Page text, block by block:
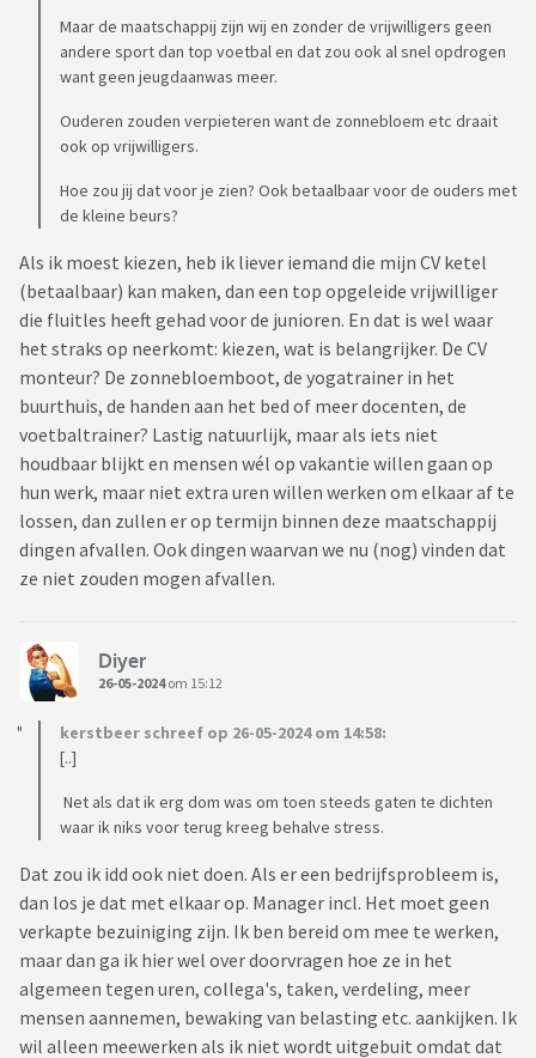
Maar de maatschappij zijn wij en zonder de vrijwilligers geen
andere sport dan top voetbal en dat zou ook al snel opdrogen
want geen jeugdaanwas meer.
Ouderen zouden verpieteren want de zonnebloem etc draait
ook op vrijwilligers.
Hoe zou jij dat voor je zien? Ook betaalbaar voor de ouders met
de kleine beurs?
Als ik moest kiezen, heb ik liever iemand die mijn CV ketel
(betaalbaar) kan maken, dan een top opgeleide vrijwilliger
die fluitles heeft gehad voor de junioren. En dat is wel waar
het straks op neerkomt: kiezen, wat is belangrijker. De CV
monteur? De zonnebloemboot, de yogatrainer in het
buurthuis, de handen aan het bed of meer docenten, de
voetbaltrainer? Lastig natuurlijk, maar als iets niet
houdbaar blijkt en mensen wél op vakantie willen gaan op
hun werk, maar niet extra uren willen werken om elkaar af te
lossen, dan zullen er op termijn binnen deze maatschappij
dingen afvallen. Ook dingen waarvan we nu (nog) vinden dat
ze niet zouden mogen afvallen.
Diyer
26-05-2024om 15:12
kerstbeer schreef op 26-05-2024 om 14:58:
[..]
Net als dat ik erg dom was om toen steeds gaten te dichten
waar ik niks voor terug kreeg behalve stress.
Dat zou ik idd ook niet doen. Als er een bedrijfsprobleem is,
dan los je dat met elkaar op. Manager incl. Het moet geen
verkapte bezuiniging zijn. Ik ben bereid om mee te werken,
maar dan ga ik hier wel over doorvragen hoe ze in het
algemeen tegen uren, collega's, taken, verdeling, meer
mensen aannemen, bewaking van belasting etc. aankijken. Ik
wil alleen meewerken als ik niet wordt uitgebuit omdat dat